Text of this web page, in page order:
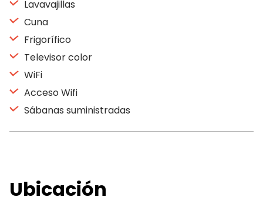
Lavavajillas
Cuna
Frigorífico
Televisor color
WiFi
Acceso Wifi
Sábanas suministradas
Ubicación